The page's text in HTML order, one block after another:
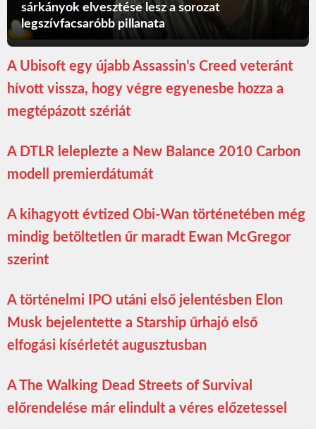
sárkányok elvesztése lesz a sorozat
legszívfacsaróbb pillanata
A Ubisoft egy újabb Assassin’s Creed veteránt
hívott vissza, hogy végre egyenesbe hozza a
megtépázott szériát
A DTLR leleplezte a New Balance 2010 Carbon
modell premierdátumát
A kihagyott évtized Obi-Wan történetében még
mindig betöltetlen űr maradt Ewan McGregor
szerint
A történelmi IPO utáni első jelentésben Elon
Musk bejelentette a Starship űrhajó első
elfogási kísérletét augusztusban
A The Walking Dead Streets of Survival
előrendelése már elindult a véres előzetessel